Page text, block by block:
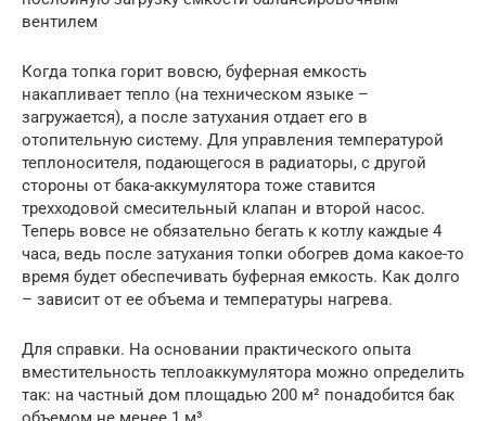
вентилем
Когда топка горит вовсю, буферная емкость
накапливает тепло (на техническом языке –
загружается), а после затухания отдает его в
отопительную систему. Для управления температурой
теплоносителя, подающегося в радиаторы, с другой
стороны от бака-аккумулятора тоже ставится
трехходовой смесительный клапан и второй насос.
Теперь вовсе не обязательно бегать к котлу каждые 4
часа, ведь после затухания топки обогрев дома какое-то
время будет обеспечивать буферная емкость. Как долго
– зависит от ее объема и температуры нагрева.
Для справки. На основании практического опыта
вместительность теплоаккумулятора можно определить
так: на частный дом площадью 200 м² понадобится бак